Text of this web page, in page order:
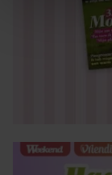
We gebruiken
en om ons
informatie over
partners voor
verzameld op
gaat akkoord